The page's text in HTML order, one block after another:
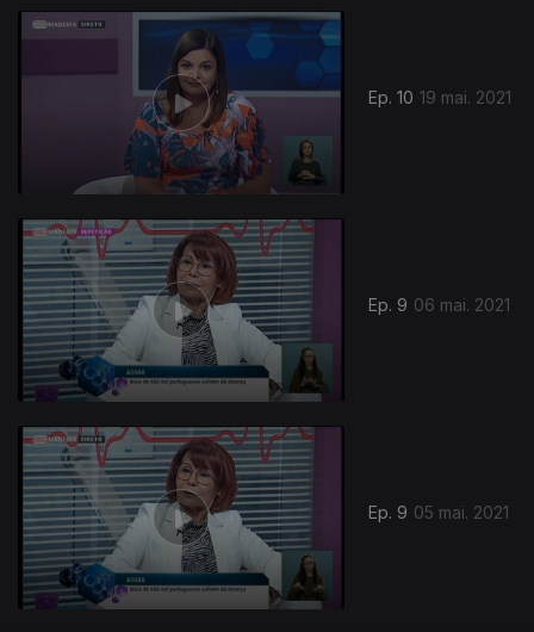
Ep. 10 19 mai. 2021
Ep. 9 06 mai. 2021
Ep. 9 05 mai. 2021